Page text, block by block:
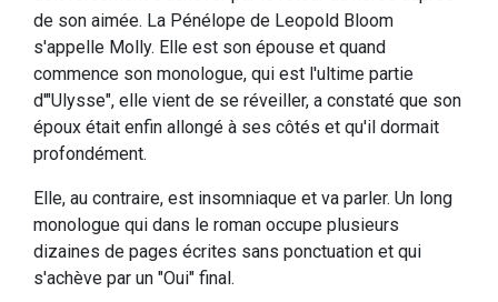
de son aimée. La Pénélope de Leopold Bloom
s'appelle Molly. Elle est son épouse et quand
commence son monologue, qui est l'ultime partie
d'"Ulysse", elle vient de se réveiller, a constaté que son
époux était enfin allongé à ses côtés et qu'il dormait
profondément.
Elle, au contraire, est insomniaque et va parler. Un long
monologue qui dans le roman occupe plusieurs
dizaines de pages écrites sans ponctuation et qui
s'achève par un "Oui" final.